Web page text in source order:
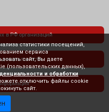
в РФ организаций
статистики посещений,
сервиса
сайт, Вы даете
(пользовательских данных),
и обработки
отключить файлы cookie
сайт.